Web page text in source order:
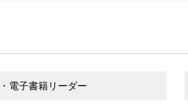
電子書籍リーダー